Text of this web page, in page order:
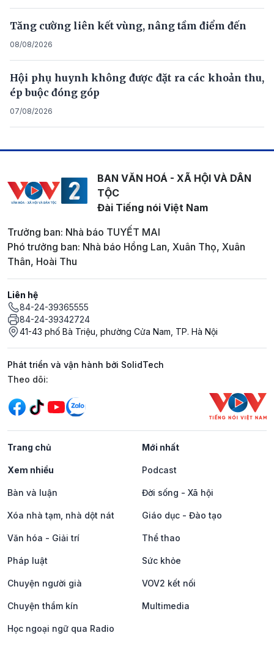
Tăng cường liên kết vùng, nâng tầm điểm đến
08/08/2026
Hội phụ huynh không được đặt ra các khoản thu,
ép buộc đóng góp
07/08/2026
BAN VĂN HOÁ - XÃ HỘI VÀ DÂN
TỘC
Đài Tiếng nói Việt Nam
Trưởng ban: Nhà báo TUYẾT MAI
Phó trưởng ban: Nhà báo Hồng Lan, Xuân Thọ, Xuân
Thân, Hoài Thu
Liên hệ
84-24-39365555
84-24-39342724
41-43 phố Bà Triệu, phường Cửa Nam, TP. Hà Nội
Phát triển và vận hành bởi SolidTech
Mạng xã hội
Theo dõi:
Trang chủ Mới nhất
Xem nhiều Podcast
Bàn và luận Đời sống - Xã hội
Xóa nhà tạm, nhà dột nát Giáo dục - Đào tạo
Văn hóa - Giải trí Thể thao
Pháp luật Sức khỏe
Chuyện người già VOV2 kết nối
Chuyện thầm kín Multimedia
Học ngoại ngữ qua Radio